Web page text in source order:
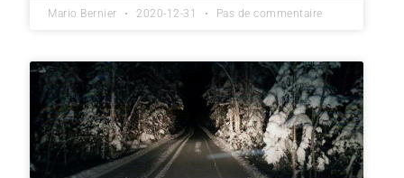
Mario Bernier 2020-12-31 Pas de commentaire